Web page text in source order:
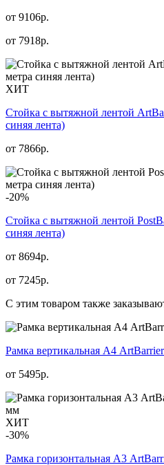
от 9106р.
от 7918р.
ХИТ
Стойка с вытяжной лентой
синяя лента)
от 7866р.
-20%
Стойка с вытяжной лентой
синяя лента)
от 8694р.
от 7245р.
С этим товаром также
Рамка вертикальная А4
от 5495р.
ХИТ
-30%
Рамка горизонтальная А3